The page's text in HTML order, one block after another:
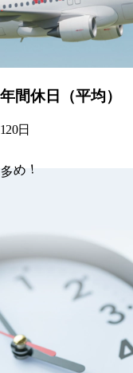
年間休日（平均）
120日
多め！